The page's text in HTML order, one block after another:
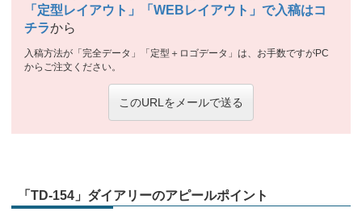
「定型レイアウト」「WEBレイアウト」で入稿はコ
チラから
入稿方法が「完全データ」「定型＋ロゴデータ」は、お手数ですがPC
からご注文ください。
このURLをメールで送る
「TD-154」ダイアリーのアピールポイント